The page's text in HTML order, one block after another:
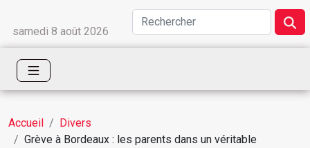
samedi 8 août 2026
Accueil
Divers
Grève à Bordeaux : les parents dans un véritable